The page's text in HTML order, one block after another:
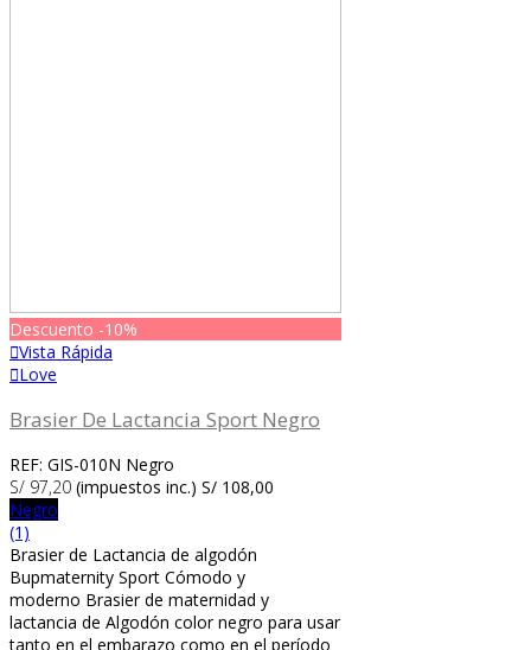
Descuento -10%
Vista Rápida
Love
Brasier De Lactancia Sport Negro
REF: GIS-010N Negro
S/ 97,20 (impuestos inc.) S/ 108,00
Negro
(1)
Brasier de Lactancia de algodón
Bupmaternity Sport Cómodo y
moderno Brasier de maternidad y
lactancia de Algodón color negro para usar
tanto en el embarazo como en el período